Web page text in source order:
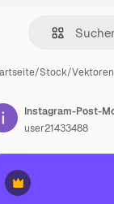
/Stock/Vektoren
Premium
user21433488